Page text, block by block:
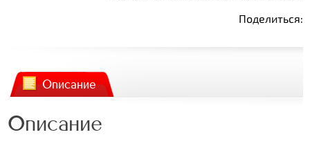
Поделиться:
Описание
Описание